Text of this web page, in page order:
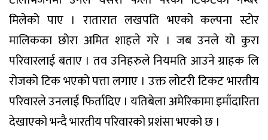
मिलेको पाए । रातारात लखपति भएको कल्पना स्टोर
मालिकका छोरा अमित शाहले गरे । जब उनले यो कुरा
परिवारलाई बताए । तव उनिहरुले नियमति आउने ग्राहक लि
रोजको टिक भएको पत्ता लगाए । उक्त लोटरी टिकट भारतीय
परिवारले उनलाई फिर्तादिए । यतिबेला अमेरिकामा इमाँदारिता
देखाएको भन्दै भारतीय परिवारको प्रशंसा भएको छ ।